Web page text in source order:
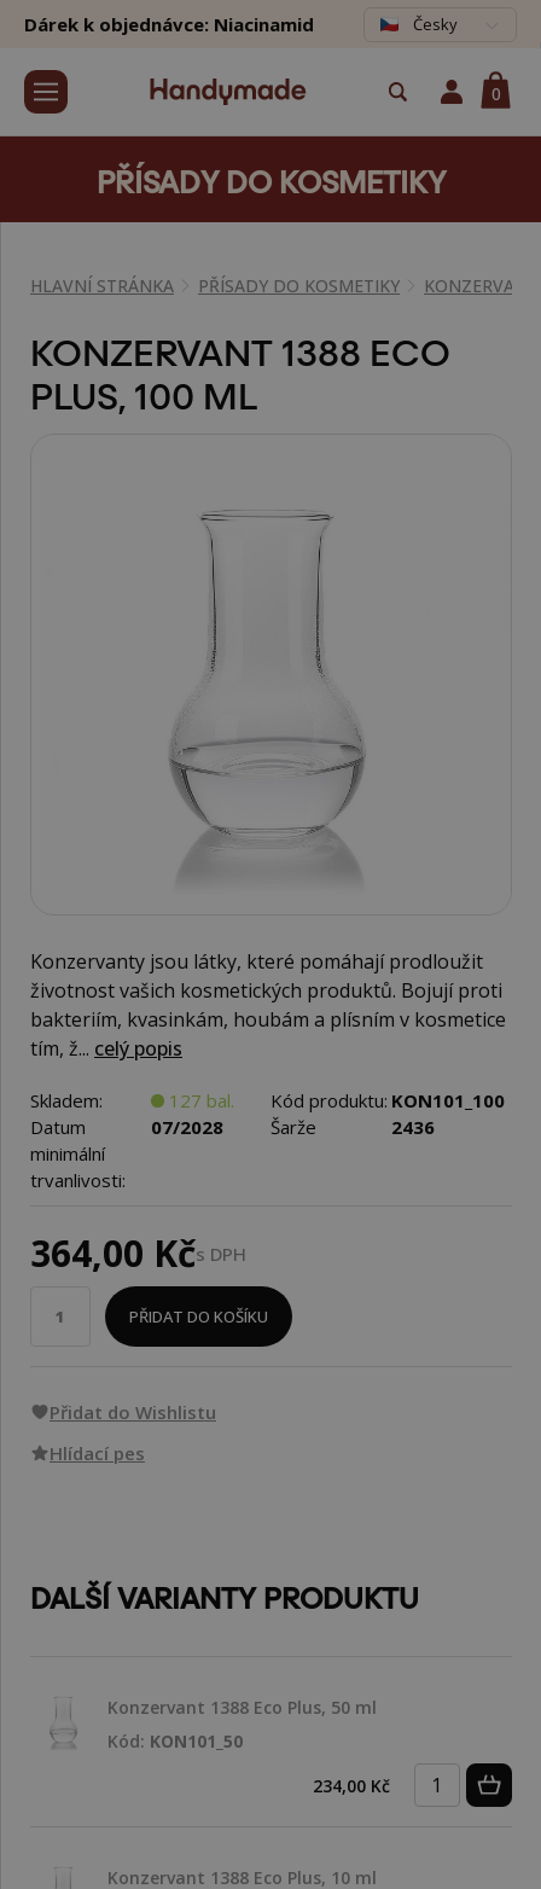
Dárek k objednávce: Niacinamid Česky
0
PŘÍSADY DO KOSMETIKY
HLAVNÍ STRÁNKA PŘÍSADY DO KOSMETIKY
KONZERVANT 1388 ECO
PLUS, 100 ML
Konzervanty jsou látky, které pomáhají prodloužit
životnost vašich kosmetických produktů. Bojují proti
bakteriím, kvasinkám, houbám a plísním v kosmetice
tím, ž... celý popis
Skladem: 127 bal. Kód produktu: KON101_100
Datum
minimální
trvanlivosti:
07/2028 Šarže 2436
364,00 Kčs DPH
PŘIDAT DO KOŠÍKU
Přidat do Wishlistu
Hlídací pes
DALŠÍ VARIANTY PRODUKTU
Konzervant 1388 Eco Plus, 50 ml
Kód: KON101_50
234,00 Kč
Konzervant 1388 Eco Plus, 10 ml